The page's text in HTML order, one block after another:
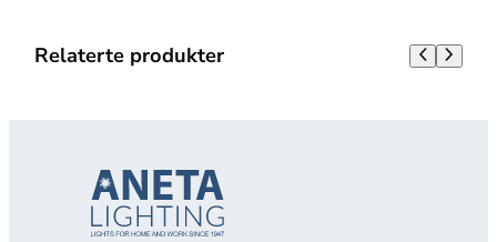
Relaterte produkter